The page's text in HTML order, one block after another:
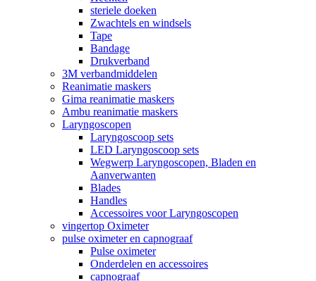
steriele doeken
Zwachtels en windsels
Tape
Bandage
Drukverband
3M verbandmiddelen
Reanimatie maskers
Gima reanimatie maskers
Ambu reanimatie maskers
Laryngoscopen
Laryngoscoop sets
LED Laryngoscoop sets
Wegwerp Laryngoscopen, Bladen en
Aanverwanten
Blades
Handles
Accessoires voor Laryngoscopen
vingertop Oximeter
pulse oximeter en capnograaf
Pulse oximeter
Onderdelen en accessoires
capnograaf